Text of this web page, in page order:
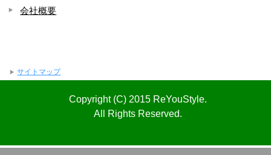
会社概要
サイトマップ
Copyright (C) 2015 ReYouStyle.
All Rights Reserved.